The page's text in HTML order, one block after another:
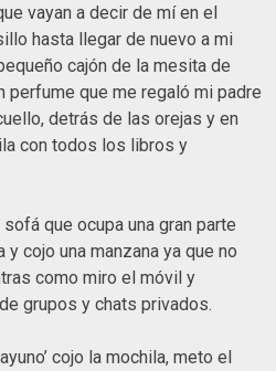
vayan a decir de mí en el
hasta llegar de nuevo a mi
cajón de la mesita de
perfume que me regaló mi padre
detrás de las orejas y en
con todos los libros y
que ocupa una gran parte
cojo una manzana ya que no
como miro el móvil y
grupos y chats privados.
cojo la mochila, meto el